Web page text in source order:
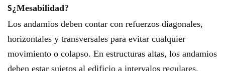
S¿Mesabilidad?
Los andamios deben contar con refuerzos diagonales,
horizontales y transversales para evitar cualquier
movimiento o colapso. En estructuras altas, los andamios
deben estar sujetos al edificio a intervalos regulares.